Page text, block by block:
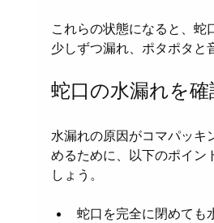
これらの状態になると、蛇
少しずつ漏れ、ポタポタと
蛇口の水漏れを
水漏れの原因がコマパッキ
めるために、以下のポイン
しょう。
蛇口を完全に閉めても